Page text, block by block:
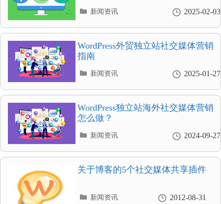
2025-02-03
分
录
新闻资讯
WordPress外贸独立站社交媒体营销
指南
2025-01-27
分
录
新闻资讯
WordPress独立站海外社交媒体营销
怎么做？
2024-09-27
分
录
新闻资讯
关于博客的5个社交媒体共享插件
2012-08-31
分
新闻资讯